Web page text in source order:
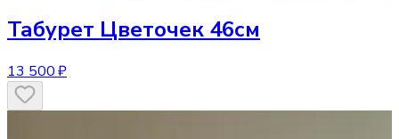
Табурет Цветочек 46см
13 500 ₽